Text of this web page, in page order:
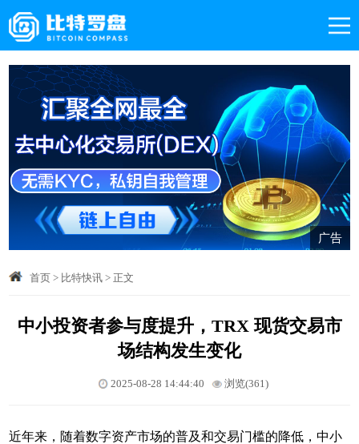
广告
首页> 比特快讯> 正文
中小投资者参与度提升，TRX 现货交易市
场结构发生变化
2025-08-28 14:44:40 浏览(361)
近年来，随着数字资产市场的普及和交易门槛的降低，中小